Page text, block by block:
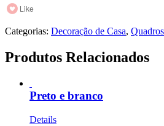
Like
Categorias: Decoração de Casa, Quadros
Produtos Relacionados
Preto e branco
Details